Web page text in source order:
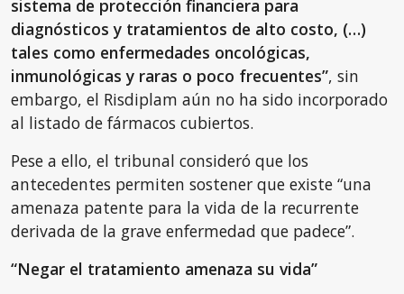
sistema de protección financiera para
diagnósticos y tratamientos de alto costo, (…)
tales como enfermedades oncológicas,
inmunológicas y raras o poco frecuentes”, sin
embargo, el Risdiplam aún no ha sido incorporado
al listado de fármacos cubiertos.
Pese a ello, el tribunal consideró que los
antecedentes permiten sostener que existe “una
amenaza patente para la vida de la recurrente
derivada de la grave enfermedad que padece”.
“Negar el tratamiento amenaza su vida”